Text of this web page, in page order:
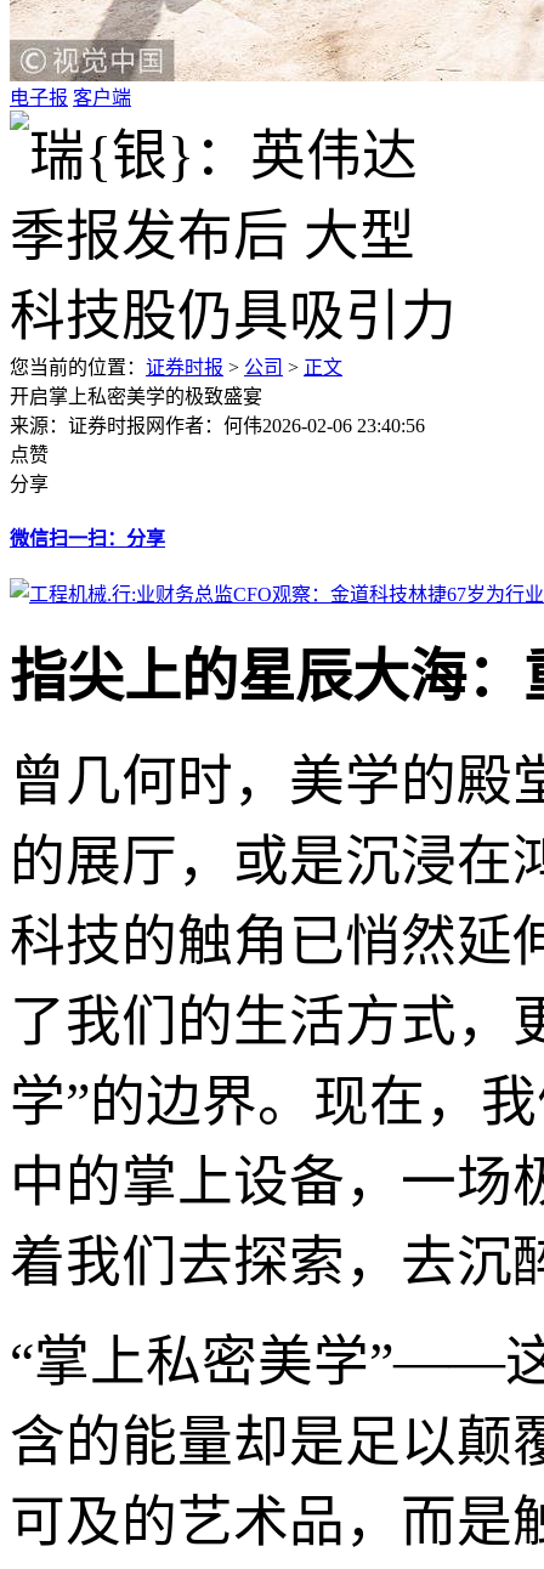
电子报 客户端
您当前的位置： 证券时报 > 公司 > 正文
开启掌上私密美学的极致盛宴
来源：证券时报网作者：何伟2026-02-06 23:40:56
点赞
分享
微信扫一扫：分享
指尖上的星辰大海
曾几何时，美学的殿
的展厅，或是沉浸在
科技的触角已悄然延
了我们的生活方式，
学”的边界。现在，
中的掌上设备，一场
着我们去探索，去沉
“掌上私密美学”——
含的能量却是足以颠
可及的艺术品，而是